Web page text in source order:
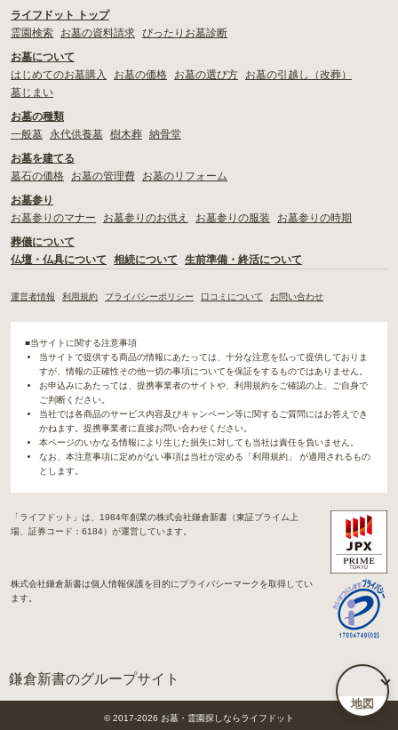
地図
ライフドット トップ
霊園検索
お墓の資料請求 ぴったりお墓診断
お墓について
はじめてのお墓購入
お墓の価格 お墓の選び方
お墓の引越し（改葬）
墓じまい
お墓の種類
一般墓
永代供養墓 樹木葬 納骨堂
お墓を建てる
墓石の価格
お墓の管理費
お墓のリフォーム
お墓参り
お墓参りのマナー
お墓参りのお供え お墓参りの服装
お墓参りの時期
葬儀について
仏壇・仏具について
相続について 生前準備・終活について
運営者情報 利用規約 プライバシーポリシー 口コミについて お問い合わせ
■当サイトに関する注意事項
当サイトで提供する商品の情報にあたっては、十分な注意を払って提供しておりま
すが、情報の正確性その他一切の事項についてを保証をするものではありません。
お申込みにあたっては、提携事業者のサイトや、利用規約をご確認の上、ご自身で
ご判断ください。
当社では各商品のサービス内容及びキャンペーン等に関するご質問にはお答えでき
かねます。提携事業者に直接お問い合わせください。
本ページのいかなる情報により生じた損失に対しても当社は責任を負いません。
なお、本注意事項に定めがない事項は当社が定める「利用規約」 が適用されるもの
とします。
「ライフドット」は、1984年創業の株式会社鎌倉新書（東証プライム上
場、証券コード：6184）が運営しています。
株式会社鎌倉新書は個人情報保護を目的にプライバシーマークを取得してい
ます。
鎌倉新書のグループサイト
「Life.（ライフドット）」関連サイト
© 2017-2026 お墓・霊園探しならライフドット